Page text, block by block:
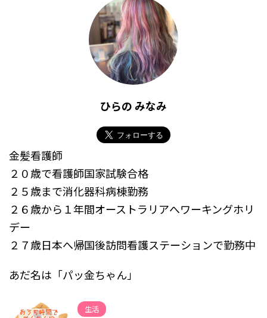
ひらの みなみ
金髪看護師
２０歳で看護師国家試験合格
２５歳まで消化器科病棟勤務
２６歳から１年間オーストラリアへワーキングホリ
デー
２７歳日本へ帰国後訪問看護ステーションで勤務中
あだ名は「パッ金ちゃん」
生活